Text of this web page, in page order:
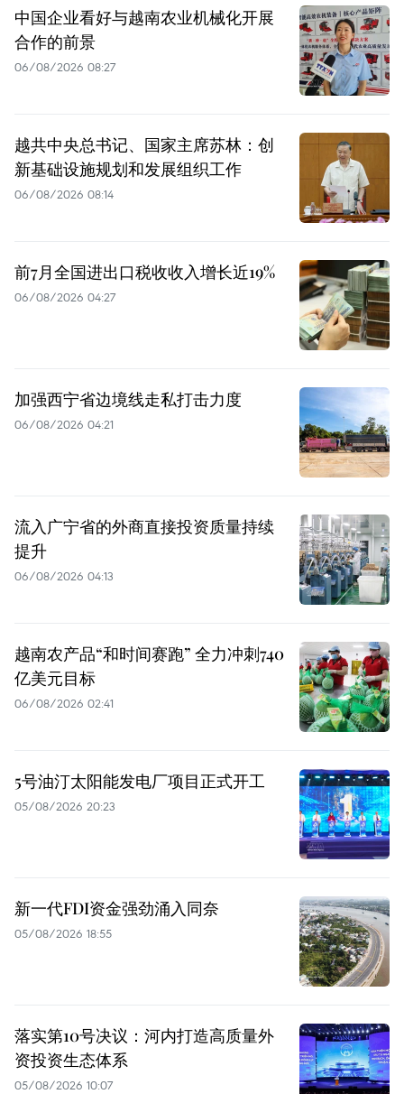
中国企业看好与越南农业机械化开展
合作的前景
06/08/2026 08:27
越共中央总书记、国家主席苏林：创
新基础设施规划和发展组织工作
06/08/2026 08:14
前7月全国进出口税收收入增长近19%
06/08/2026 04:27
加强西宁省边境线走私打击力度
06/08/2026 04:21
流入广宁省的外商直接投资质量持续
提升
06/08/2026 04:13
越南农产品“和时间赛跑” 全力冲刺740
亿美元目标
06/08/2026 02:41
5号油汀太阳能发电厂项目正式开工
05/08/2026 20:23
新一代FDI资金强劲涌入同奈
05/08/2026 18:55
落实第10号决议：河内打造高质量外
资投资生态体系
05/08/2026 10:07